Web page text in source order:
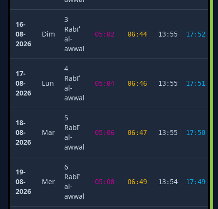
16-
08-
2026
Dim
3
Rabīʿ
al-
awwal
05:02 06:44 13:55 17:52
17-
08-
2026
Lun
4
Rabīʿ
al-
awwal
05:04 06:46 13:55 17:51
18-
08-
2026
Mar
5
Rabīʿ
al-
awwal
05:06 06:47 13:55 17:50
19-
08-
2026
Mer
6
Rabīʿ
al-
awwal
05:08 06:49 13:54 17:49